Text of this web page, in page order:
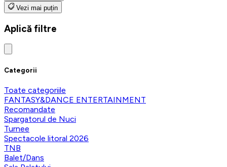
Vezi mai puțin
Aplică filtre
Categorii
Toate categoriile
FANTASY&DANCE ENTERTAINMENT
Recomandate
Spargatorul de Nuci
Turnee
Spectacole litoral 2026
TNB
Balet/Dans